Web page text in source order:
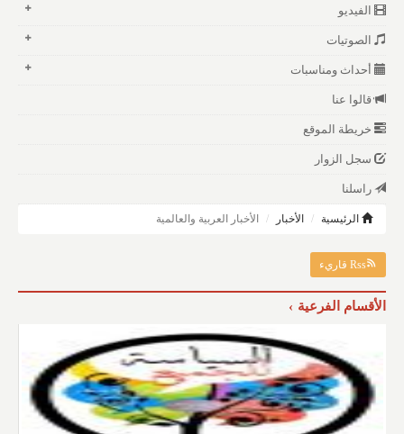
الفيديو
الصوتيات
أحداث ومناسبات
قالوا عنا
خريطة الموقع
سجل الزوار
راسلنا
الرئيسية الأخبار الأخبار العربية والعالمية
Rss قاريء
الأقسام الفرعية